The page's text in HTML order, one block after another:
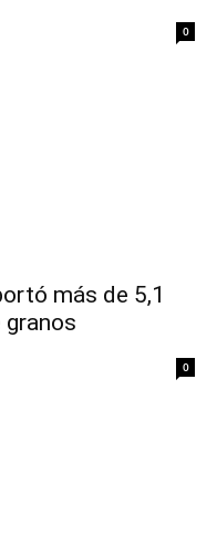
0
más de 5,1
0